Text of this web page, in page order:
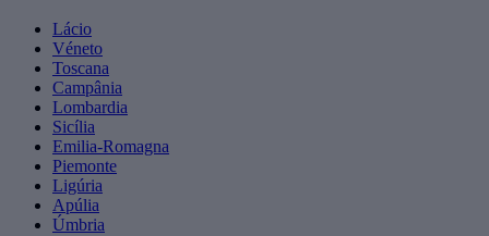
Lácio
Véneto
Toscana
Campânia
Lombardia
Sicília
Emilia-Romagna
Piemonte
Ligúria
Apúlia
Úmbria